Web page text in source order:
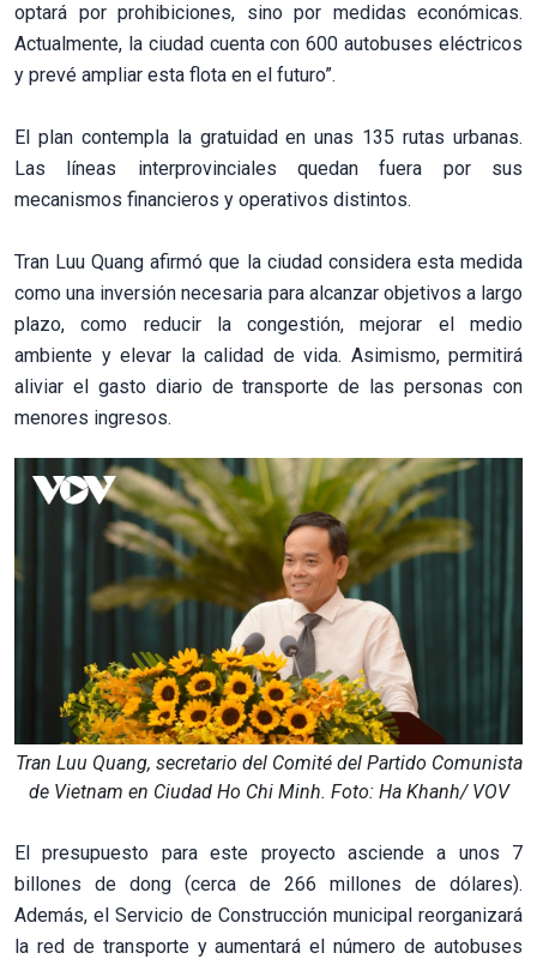
optará por prohibiciones, sino por medidas económicas.
Actualmente, la ciudad cuenta con 600 autobuses eléctricos
y prevé ampliar esta flota en el futuro”.
El plan contempla la gratuidad en unas 135 rutas urbanas.
Las líneas interprovinciales quedan fuera por sus
mecanismos financieros y operativos distintos.
Tran Luu Quang afirmó que la ciudad considera esta medida
como una inversión necesaria para alcanzar objetivos a largo
plazo, como reducir la congestión, mejorar el medio
ambiente y elevar la calidad de vida. Asimismo, permitirá
aliviar el gasto diario de transporte de las personas con
menores ingresos.
Tran Luu Quang, secretario del Comité del Partido Comunista
de Vietnam en Ciudad Ho Chi Minh. Foto: Ha Khanh/ VOV
El presupuesto para este proyecto asciende a unos 7
billones de dong (cerca de 266 millones de dólares).
Además, el Servicio de Construcción municipal reorganizará
la red de transporte y aumentará el número de autobuses